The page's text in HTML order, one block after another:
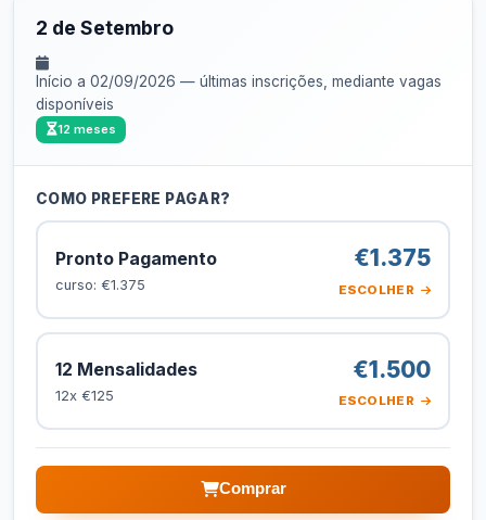
2 de Setembro
Início a 02/09/2026 — últimas inscrições, mediante vagas
disponíveis
12 meses
COMO PREFERE PAGAR?
Pronto Pagamento
curso: €1.375
€1.375
ESCOLHER
12 Mensalidades
12x €125
€1.500
ESCOLHER
Comprar